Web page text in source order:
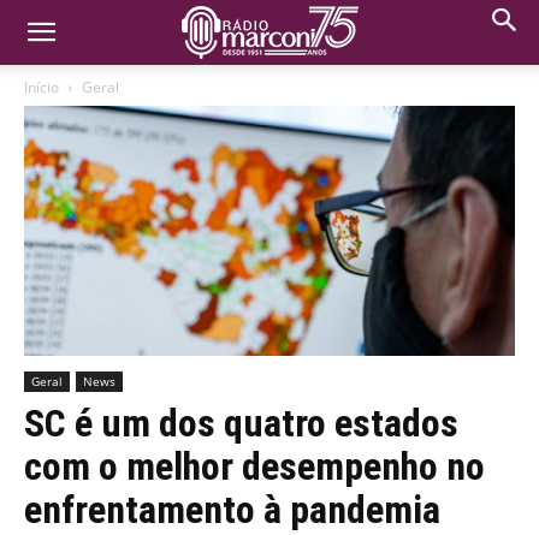
Início Geral
Geral News
SC é um dos quatro estados
com o melhor desempenho no
enfrentamento à pandemia